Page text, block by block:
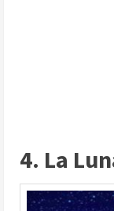
4. La